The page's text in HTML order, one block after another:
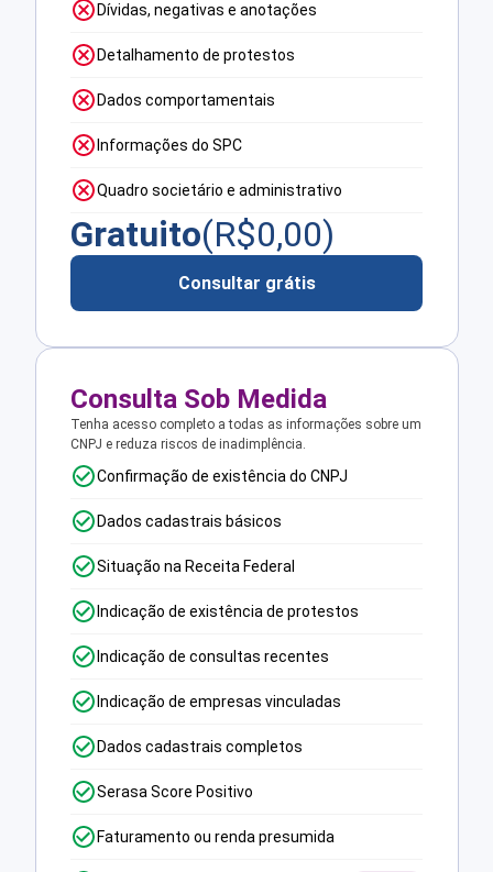
Dívidas, negativas e anotações
Detalhamento de protestos
Dados comportamentais
Informações do SPC
Quadro societário e administrativo
Gratuito(R$0,00)
Consultar grátis
Consulta Sob Medida
Tenha acesso completo a todas as informações sobre um
CNPJ e reduza riscos de inadimplência.
Confirmação de existência do CNPJ
Dados cadastrais básicos
Situação na Receita Federal
Indicação de existência de protestos
Indicação de consultas recentes
Indicação de empresas vinculadas
Dados cadastrais completos
Serasa Score Positivo
Faturamento ou renda presumida